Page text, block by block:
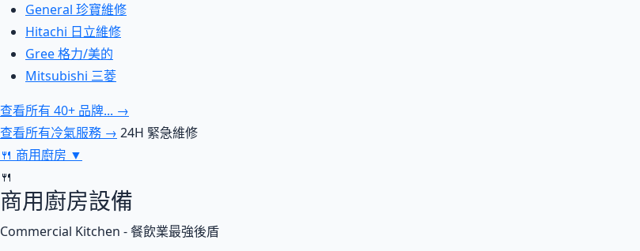
General 珍寶維修
Hitachi 日立維修
Gree 格力/美的
Mitsubishi 三菱
查看所有 40+ 品牌... →
查看所有冷氣服務 → 24H 緊急維修
🍴 商用廚房 ▼
🍴
商用廚房設備
Commercial Kitchen - 餐飲業最強後盾